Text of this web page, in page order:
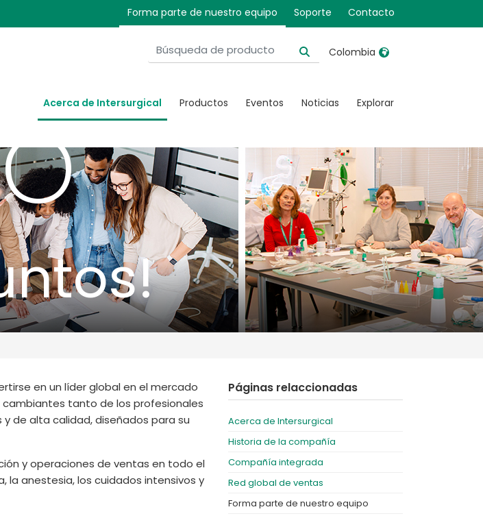
Forma parte de nuestro equipo Soporte Contacto
Colombia
België, Nederlands
Belgique, Français
Canada, English
Canada, Français
China
Colombia
Denmark
Deutschland
Lietuva
Malaysia
Mexico
Nederlands
Norway
Portugal
Russia
Sweden
International English
Acerca de Intersurgical Productos Eventos Noticias Explorar
en un líder global en el mercado
tanto de los profesionales
de alta calidad, diseñados para su
y operaciones de ventas en todo el
la anestesia, los cuidados intensivos y
Páginas relaccionadas
Acerca de Intersurgical
Historia de la compañía
Compañía integrada
Red global de ventas
Forma parte de nuestro equipo